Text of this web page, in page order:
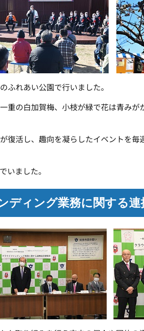
れあい公園で行いました。
の白加賀梅、小枝が緑で花は青み
活し、趣向を凝らしたイベントを
いました。
ディング業務に関する